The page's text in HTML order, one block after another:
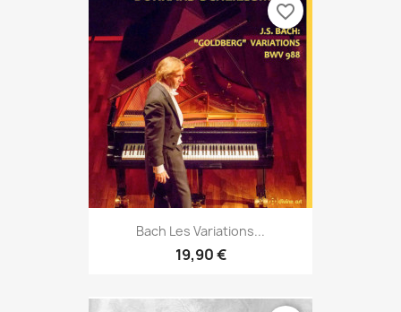
Bach Les Variations...
19,90 €
favorite_border